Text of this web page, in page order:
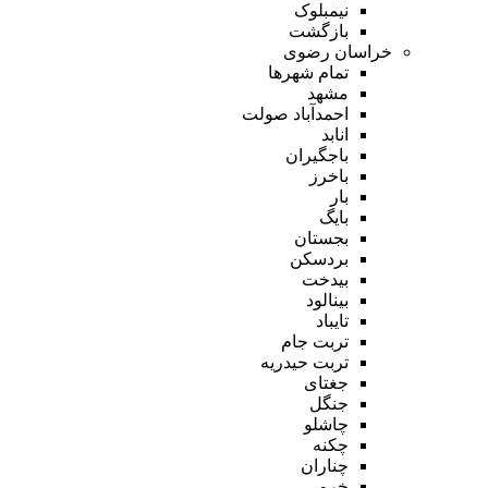
نیمبلوک
بازگشت
خراسان رضوی
تمام شهر‌ها
مشهد
احمدآباد صولت
انابد
باجگیران
باخرز
بار
بایگ
بجستان
بردسکن
بیدخت
بینالود
تایباد
تربت جام
تربت حیدریه
جغتای
جنگل
چاشلو
چکنه
چناران